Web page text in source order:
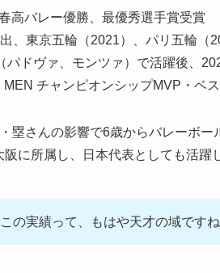
高バレー優勝、最優秀選手賞受賞
、東京五輪（2021）、パリ五輪（
パドヴァ、モンツァ）で活躍後、
チャンピオンシップMVP・ベ
塁さんの影響で6歳からバレーボ
に所属し、日本代表としても活躍
の実績って、もはや天才の域ですね